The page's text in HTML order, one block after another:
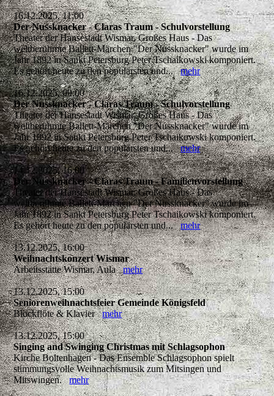
16.12.2025, 11:00
Der Nussknacker - Claras Traum - Schulvorstellung
Theater der Hansestadt Wismar, Großes Haus - Das
weltberühmte Ballett-Märchen "Der Nussknacker" wurde im
Jahr 1892 in Sankt Petersburg Peter Tschaikowski komponiert.
Es gehört heute zu den populärsten und...mehr
16.12.2025, 09:00
Der Nussknacker - Claras Traum - Schulvorstellung
Theater der Hansestadt Wismar, Großes Haus - Das
weltberühmte Ballett-Märchen "Der Nussknacker" wurde im
Jahr 1892 in Sankt Petersburg Peter Tschaikowski komponiert.
Es gehört heute zu den populärsten und...mehr
14.12.2025, 16:00
Der Nussknacker - Claras Traum - Familienvorstellung
Theater der Hansestadt Wismar, Großes Haus - Das
weltberühmte Ballett-Märchen "Der Nussknacker" wurde im
Jahr 1892 in Sankt Petersburg Peter Tschaikowski komponiert.
Es gehört heute zu den populärsten und...mehr
13.12.2025, 16:00
Weihnachtskonzert Wismar
Arbeitsstätte Wismar, Aulamehr
13.12.2025, 15:00
Seniorenweihnachtsfeier Gemeinde Königsfeld
Blockflöte & Klaviermehr
13.12.2025, 15:00
Singing and Swinging Christmas mit Schlagsophon
Kirche Boltenhagen - Das Ensemble Schlagsophon spielt
stimmungsvolle Weihnachtsmusik zum Mitsingen und
Mitswingen.mehr